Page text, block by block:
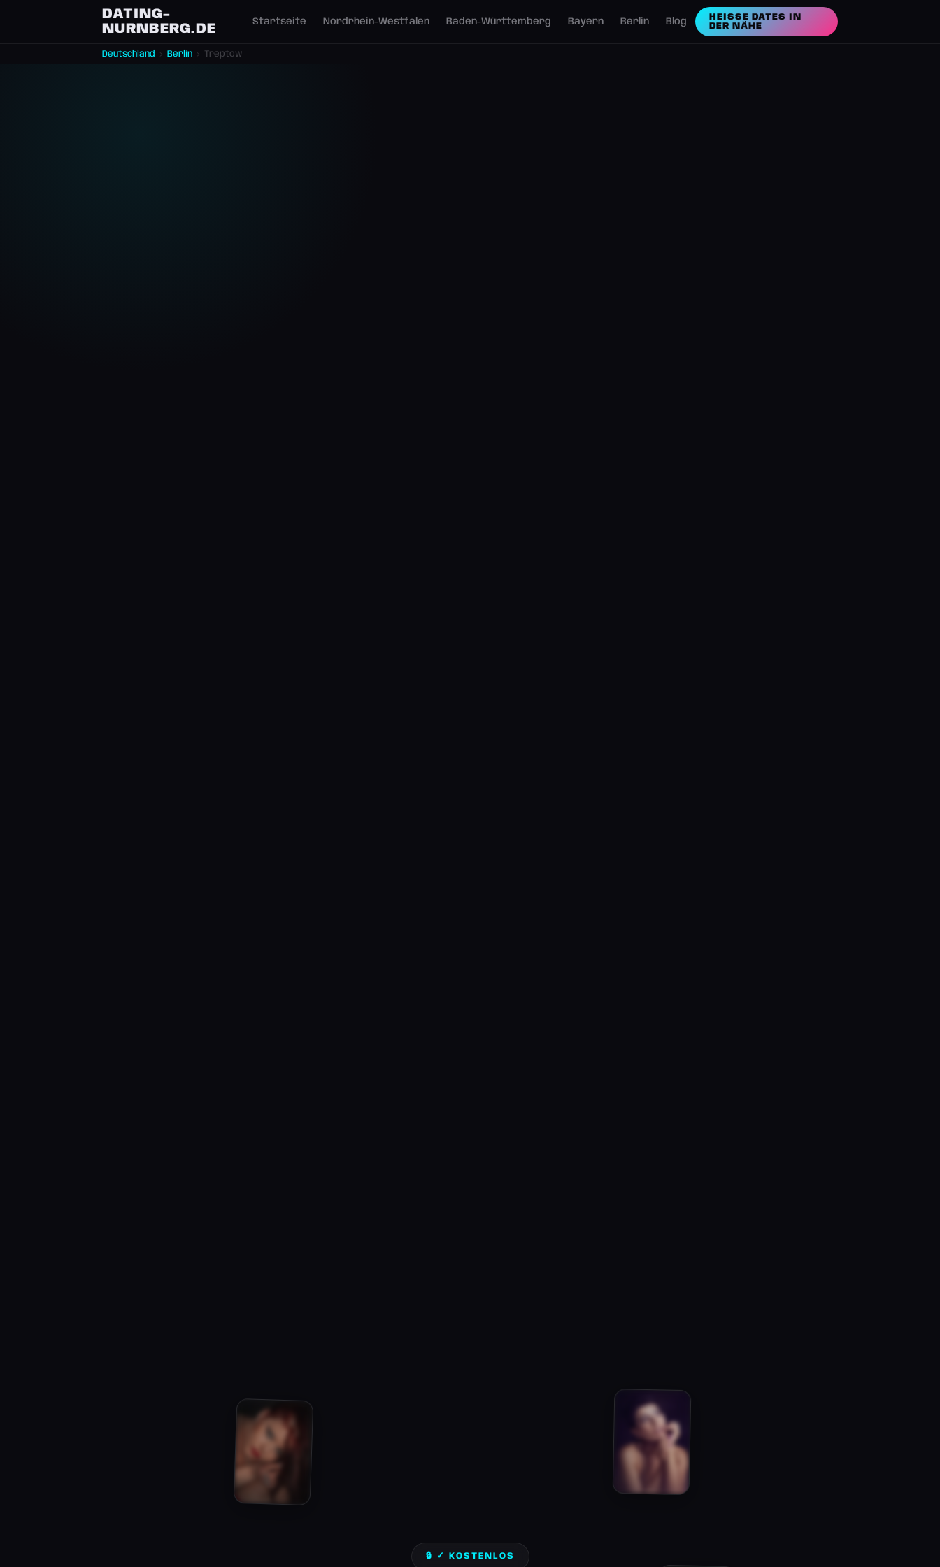
DATING-
NURNBERG.DE
Startseite Nordrhein-Westfalen Baden-Württemberg Bayern Berlin Blog
HEISSE DATES IN D
ER NÄHE
Deutschland › Berlin › Treptow
🔒 ✓ KOSTENLOS